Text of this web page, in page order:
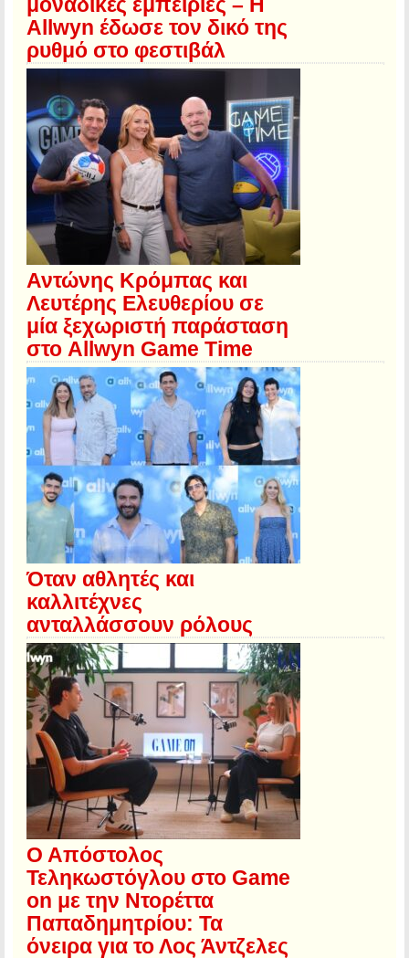
Allwyn έδωσε τον δικό της
ρυθμό στο φεστιβάλ
Αντώνης Κρόμπας και
Λευτέρης Ελευθερίου σε
μία ξεχωριστή παράσταση
στο Allwyn Game Time
Όταν αθλητές και
καλλιτέχνες
ανταλλάσσουν ρόλους
Ο Απόστολος
Τεληκωστόγλου στο Game
on με την Ντορέττα
Παπαδημητρίου: Τα
όνειρα για το Λος Άντζελες